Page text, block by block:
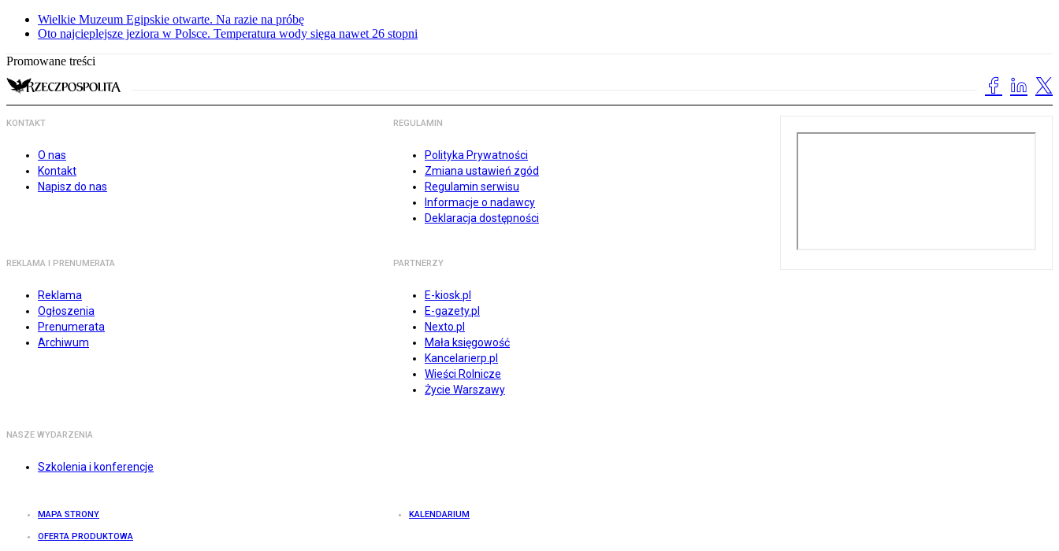
Wielkie Muzeum Egipskie otwarte. Na razie na próbę
Oto najcieplejsze jeziora w Polsce. Temperatura wody sięga nawet 26 stopni
Promowane treści
KONTAKT
O nas
Kontakt
Napisz do nas
REGULAMIN
Polityka Prywatności
Zmiana ustawień zgód
Regulamin serwisu
Informacje o nadawcy
Deklaracja dostępności
REKLAMA I PRENUMERATA
Reklama
Ogłoszenia
Prenumerata
Archiwum
PARTNERZY
E-kiosk.pl
E-gazety.pl
Nexto.pl
Mała księgowość
Kancelarierp.pl
Wieści Rolnicze
Życie Warszawy
NASZE WYDARZENIA
Szkolenia i konferencje
MAPA STRONY KALENDARIUM
OFERTA PRODUKTOWA